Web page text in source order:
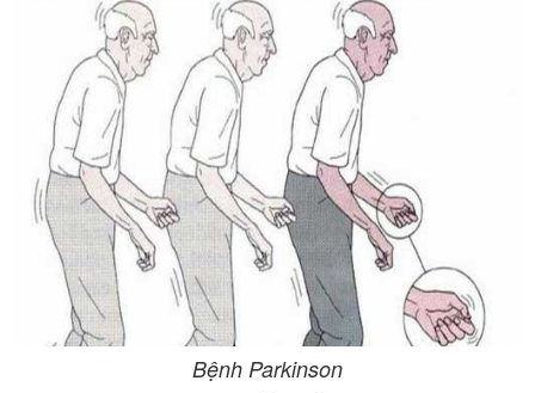
Bệnh Parkinson